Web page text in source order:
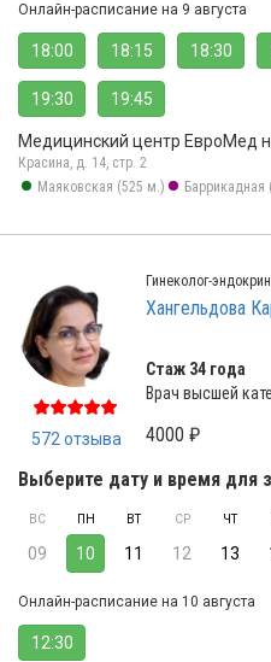
Онлайн-расписание на 9 августа
18:00 18:15 18:30
19:30 19:45
Медицинский центр ЕвроМед
Красина, д. 14, стр. 2
Маяковская (525 м.)
Баррикадная
572 отзыва
Гинеколог-
Хангельдова
Стаж 34 года
Врач высшей
4000 ₽
Выберите дату и время для
ВС
09
ПН
10
ВТ
11
СР
12
ЧТ
13
Онлайн-расписание на 10 августа
12:30